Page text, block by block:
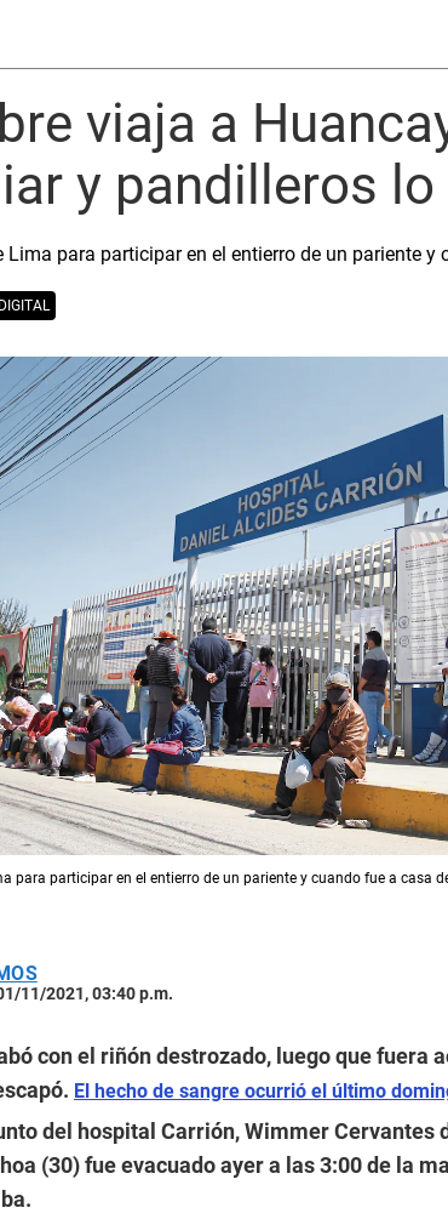
viaja a
y pandilleros lo
Lima para participar en el entierro de un pariente
para participar en el entierro de un pariente y cuando fue a casa
11/2021, 03:40 p.m.
con el riñón destrozado, luego que fuera
El hecho de sangre ocurrió el último
del hospital Carrión, Wimmer Cervantes
(30) fue evacuado ayer a las 3:00 de la